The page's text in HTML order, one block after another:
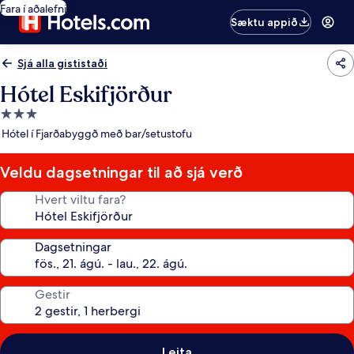
Fara í aðalefni
Sæktu appið
Sjá alla gististaði
Hótel Eskifjörður
3.0
stjörnu
Hótel í Fjarðabyggð með bar/setustofu
Veldu dagsetningar til að sjá verð
Hvert viltu fara?
Dagsetningar
Gestir